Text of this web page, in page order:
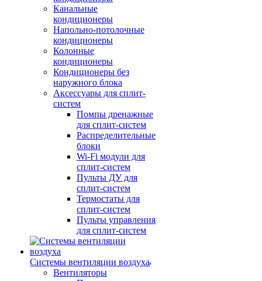
Канальные
кондиционеры
Напольно-потолочные
кондиционеры
Колонные
кондиционеры
Кондиционеры без
наружного блока
Аксессуары для сплит-
систем
Помпы дренажные
для сплит-систем
Распределительные
блоки
Wi-Fi модули для
сплит-систем
Пульты ДУ для
сплит-систем
Термостаты для
сплит-систем
Пульты управления
для сплит-систем
Системы вентиляции воздуха
Вентиляторы